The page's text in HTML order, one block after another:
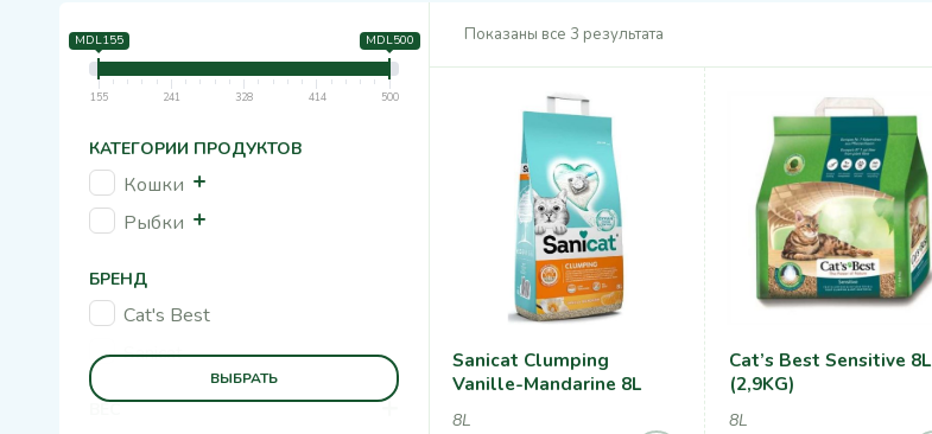
MDL155 MDL500
155 241 328 414 500
КАТЕГОРИИ ПРОДУКТОВ
Кошки
Рыбки
БРЕНД
Cat's Best
Sanicat
ВЕС +
ВЫБРАТЬ
Показаны все 3 результата
Sanicat Clumping
Vanille-Mandarine 8L
8L
Cat’s Best Sensitive 8L
(2,9KG)
8L